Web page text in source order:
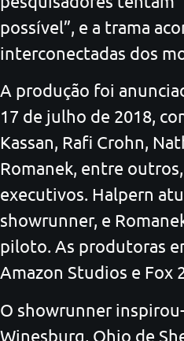
possível”, e a trama
interconectadas dos
A produção foi
17 de julho de 2018,
Kassan, Rafi Crohn,
Romanek, entre
executivos. Halpern
showrunner, e
piloto. As produtoras
Amazon Studios e Fox
O showrunner
Winesburg, Ohio de